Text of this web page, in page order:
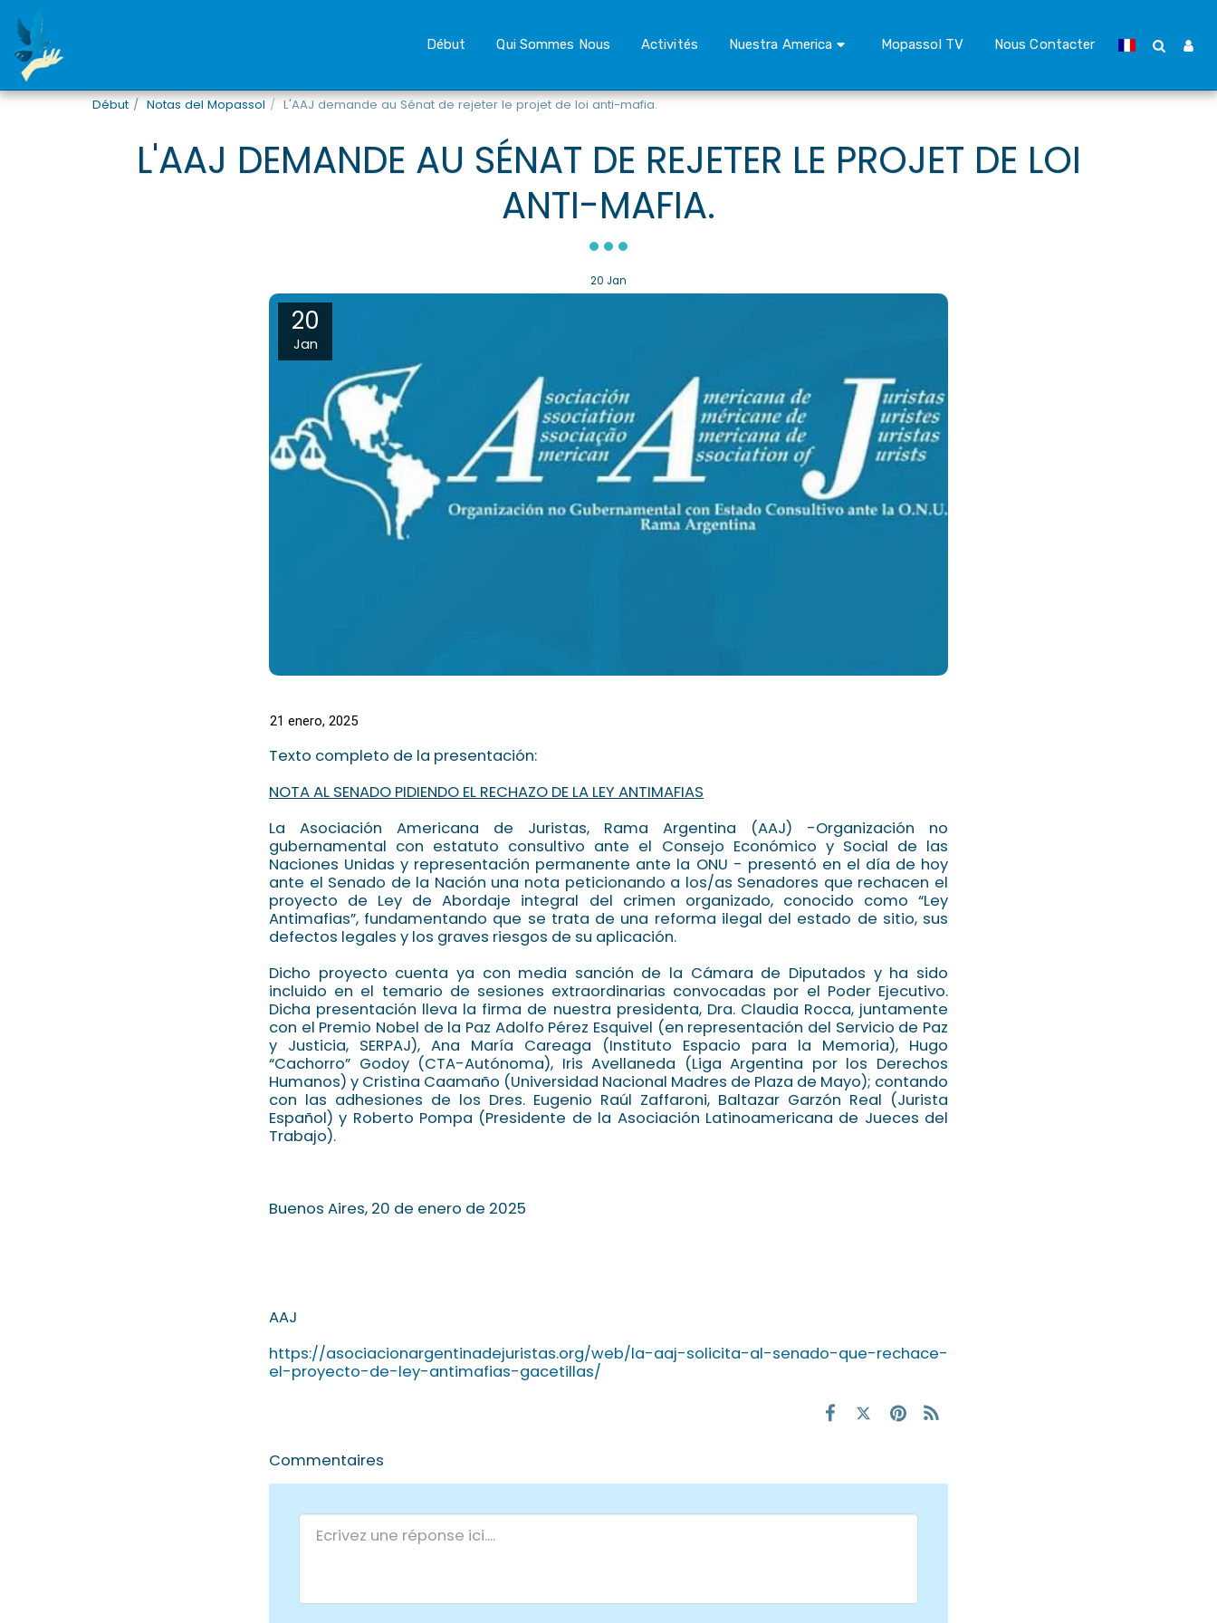
Début Qui Sommes Nous Activités Nuestra America Mopassol TV Nous Contacter
Début Notas del Mopassol L'AAJ demande au Sénat de rejeter le projet de loi anti-mafia.
L'AAJ DEMANDE AU SÉNAT DE REJETER LE PROJET DE LOI
ANTI-MAFIA.
20 Jan
20
Jan
21 enero, 2025
Texto completo de la presentación:
NOTA AL SENADO PIDIENDO EL RECHAZO DE LA LEY ANTIMAFIAS
La Asociación Americana de Juristas, Rama Argentina (AAJ) -Organización no
gubernamental con estatuto consultivo ante el Consejo Económico y Social de las
Naciones Unidas y representación permanente ante la ONU - presentó en el día de hoy
ante el Senado de la Nación una nota peticionando a los/as Senadores que rechacen el
proyecto de Ley de Abordaje integral del crimen organizado, conocido como “Ley
Antimafias”, fundamentando que se trata de una reforma ilegal del estado de sitio, sus
defectos legales y los graves riesgos de su aplicación.
Dicho proyecto cuenta ya con media sanción de la Cámara de Diputados y ha sido
incluido en el temario de sesiones extraordinarias convocadas por el Poder Ejecutivo.
Dicha presentación lleva la firma de nuestra presidenta, Dra. Claudia Rocca, juntamente
con el Premio Nobel de la Paz Adolfo Pérez Esquivel (en representación del Servicio de Paz
y Justicia, SERPAJ), Ana María Careaga (Instituto Espacio para la Memoria), Hugo
“Cachorro” Godoy (CTA-Autónoma), Iris Avellaneda (Liga Argentina por los Derechos
Humanos) y Cristina Caamaño (Universidad Nacional Madres de Plaza de Mayo); contando
con las adhesiones de los Dres. Eugenio Raúl Zaffaroni, Baltazar Garzón Real (Jurista
Español) y Roberto Pompa (Presidente de la Asociación Latinoamericana de Jueces del
Trabajo).
Buenos Aires, 20 de enero de 2025
AAJ
https://asociacionargentinadejuristas.org/web/la-aaj-solicita-al-senado-que-rechace-
el-proyecto-de-ley-antimafias-gacetillas/
Commentaires